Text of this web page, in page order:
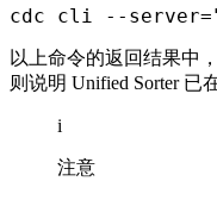
cdc cli --server=
以上命令的返回结果中
则说明 Unified Sorter 已
i
注意